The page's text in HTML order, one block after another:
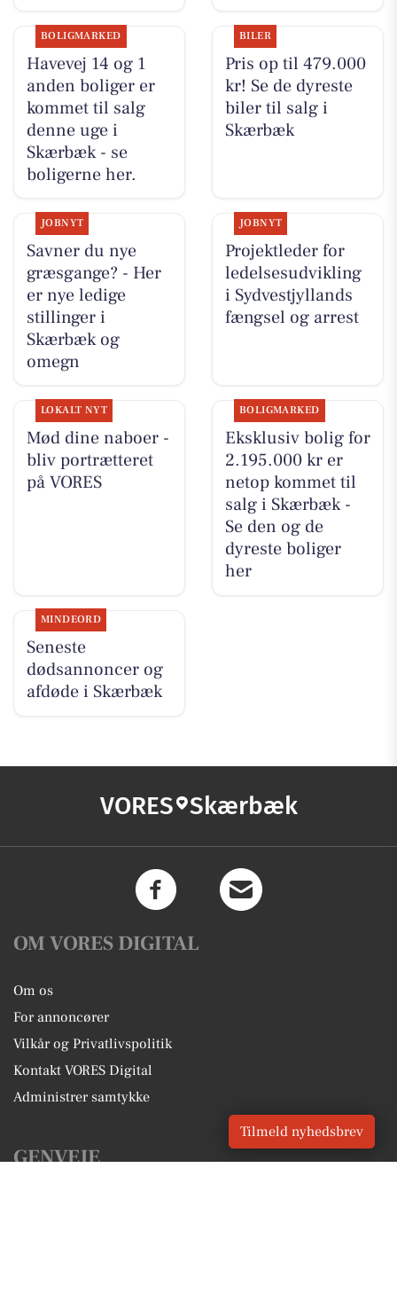
BOLIGMARKED
Havevej 14 og 1
anden boliger er
kommet til salg
denne uge i
Skærbæk - se
boligerne her.
BILER
Pris op til 479.000
kr! Se de dyreste
biler til salg i
Skærbæk
JOBNYT
Savner du nye
græsgange? - Her
er nye ledige
stillinger i
Skærbæk og
omegn
JOBNYT
Projektleder for
ledelsesudvikling
i Sydvestjyllands
fængsel og arrest
LOKALT NYT
Mød dine naboer -
bliv portrætteret
på VORES
BOLIGMARKED
Eksklusiv bolig for
2.195.000 kr er
netop kommet til
salg i Skærbæk -
Se den og de
dyreste boliger
her
MINDEORD
Seneste
dødsannoncer og
afdøde i Skærbæk
VORES Skærbæk
OM VORES DIGITAL
Om os
For annoncører
Vilkår og Privatlivspolitik
Kontakt VORES Digital
Administrer samtykke
GENVEJE
Tilmeld nyhedsbrev